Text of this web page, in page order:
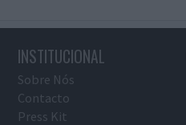
INSTITUCIONAL
Sobre Nós
Contacto
Press Kit